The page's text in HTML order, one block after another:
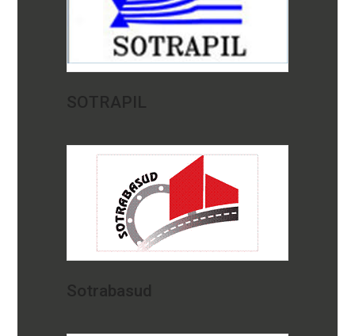
SOTRAPIL
Sotrabasud